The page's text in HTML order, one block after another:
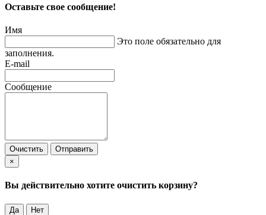
Оставьте свое сообщение!
Имя
Это поле обязательно для
заполнения.
E-mail
Сообщение
Очистить
Отправить
×
Вы действительно хотите очистить корзину?
Да Нет